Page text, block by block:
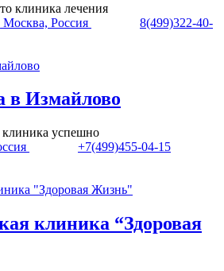
клиника лечения
Россия
8(499)322-40-
в Измайлово
клиника успешно
+7(499)455-04-15
клиника “Здоровая